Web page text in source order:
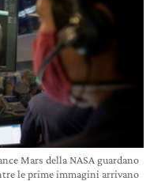
Mars della NASA guardano
le prime immagini arrivano